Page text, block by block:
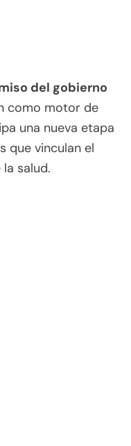
del gobierno
como motor de
una nueva etapa
que vinculan el
salud.